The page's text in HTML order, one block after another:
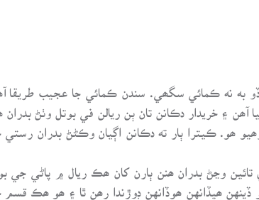
به نه ڪمائي سگھي. سندن ڪمائي جا عجيب طريقا
۽ خريدار دڪانن تان ٻن ريالن في بوتل وٺڻ بدران
ھو. ڪيترا ٻار ته دڪانن اڳيان وڪڻڻ بدران رستي
وڃڻ بدران ھنن ٻارن کان ھڪ ريال ۾ پاڻي جي
ھيڏانهن ھوڏانهن ڊوڙندا رھن ٿا ۽ ھو ھڪ قسم